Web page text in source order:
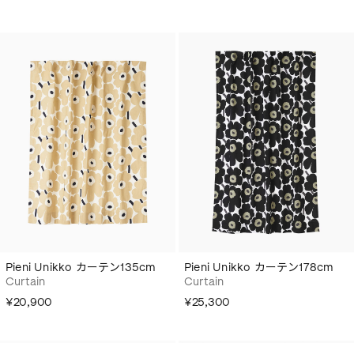
Pieni Unikko カーテン135cm
Curtain
¥20,900
Pieni Unikko カーテン178cm
Curtain
¥25,300